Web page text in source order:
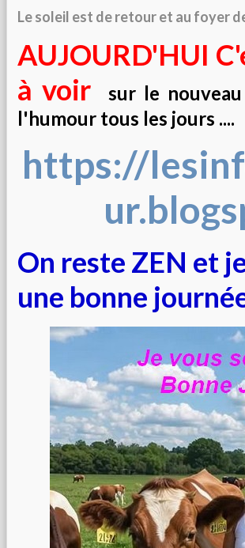
Le soleil est de retour et au foyer
AUJOURD'HUI
à voir
sur le
l'humour tous les jours ....
https://
On reste ZEN et
une bonne